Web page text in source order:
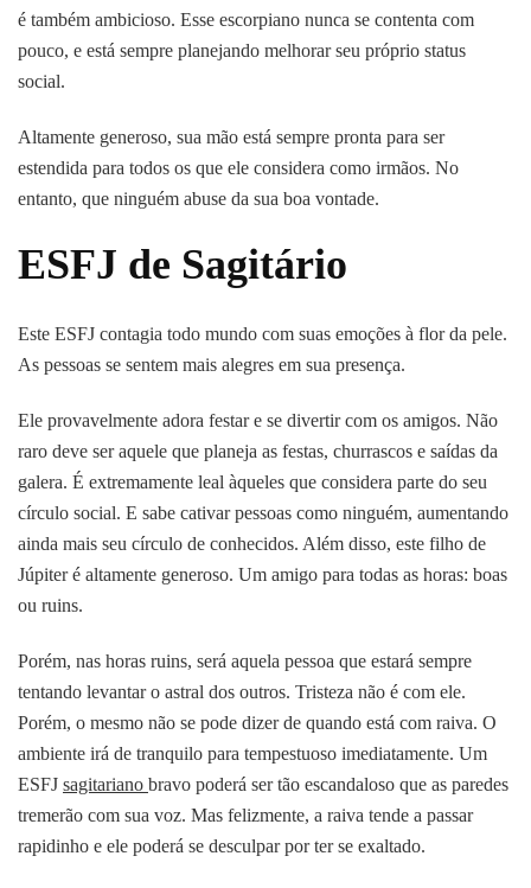
é também ambicioso. Esse escorpiano nunca se contenta com
pouco, e está sempre planejando melhorar seu próprio status
social.
Altamente generoso, sua mão está sempre pronta para ser
estendida para todos os que ele considera como irmãos. No
entanto, que ninguém abuse da sua boa vontade.
ESFJ de Sagitário
Este ESFJ contagia todo mundo com suas emoções à flor da pele.
As pessoas se sentem mais alegres em sua presença.
Ele provavelmente adora festar e se divertir com os amigos. Não
raro deve ser aquele que planeja as festas, churrascos e saídas da
galera. É extremamente leal àqueles que considera parte do seu
círculo social. E sabe cativar pessoas como ninguém, aumentando
ainda mais seu círculo de conhecidos. Além disso, este filho de
Júpiter é altamente generoso. Um amigo para todas as horas: boas
ou ruins.
Porém, nas horas ruins, será aquela pessoa que estará sempre
tentando levantar o astral dos outros. Tristeza não é com ele.
Porém, o mesmo não se pode dizer de quando está com raiva. O
ambiente irá de tranquilo para tempestuoso imediatamente. Um
ESFJ sagitariano bravo poderá ser tão escandaloso que as paredes
tremerão com sua voz. Mas felizmente, a raiva tende a passar
rapidinho e ele poderá se desculpar por ter se exaltado.